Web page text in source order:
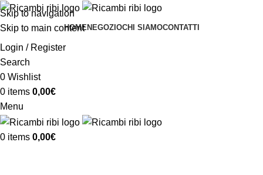
Skip to navigation
Skip to main content
HOMENEGOZIOCHI SIAMOCONTATTI
Login / Register
Search
0 Wishlist
0 items 0,00€
Menu
0 items 0,00€